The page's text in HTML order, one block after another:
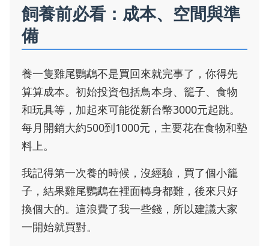
飼養前必看：成本、空間與準
備
養一隻雞尾鸚鵡不是買回來就完事了，你得先
算算成本。初始投資包括鳥本身、籠子、食物
和玩具等，加起來可能從新台幣3000元起跳。
每月開銷大約500到1000元，主要花在食物和墊
料上。
我記得第一次養的時候，沒經驗，買了個小籠
子，結果雞尾鸚鵡在裡面轉身都難，後來只好
換個大的。這浪費了我一些錢，所以建議大家
一開始就買對。